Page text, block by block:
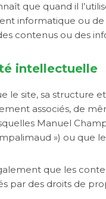
que quand il
informatique ou
contenus ou des
intellectuelle
le site, sa structure
associés, de
Manuel
») ou que
que les
par des droits de